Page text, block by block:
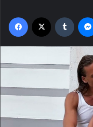
Facebook Tumblr